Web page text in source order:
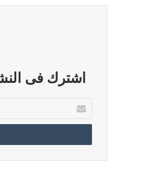
اشترك فى
بريدك
الإلكتروني